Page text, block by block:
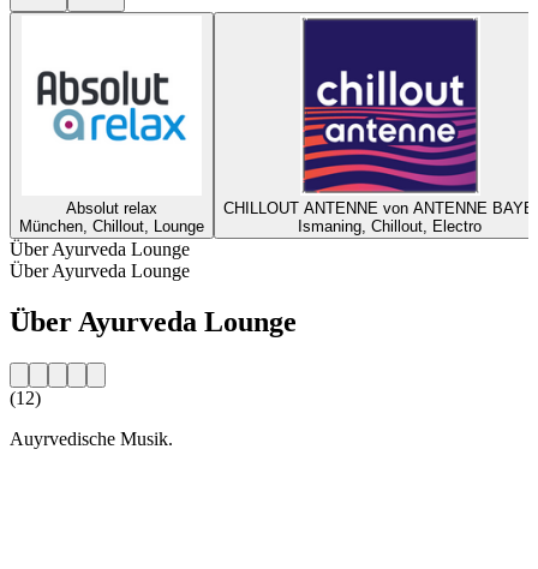
Absolut relax
München, Chillout, Lounge
CHILLOUT ANTENNE von ANTENNE
Ismaning, Chillout, Electro
Über Ayurveda Lounge
Über Ayurveda Lounge
Über Ayurveda Lounge
(12)
Auyrvedische Musik.